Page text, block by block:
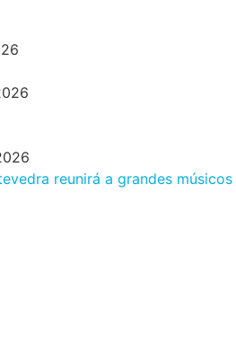
reunirá a grandes